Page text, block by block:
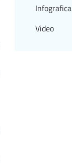
Infografica
Video